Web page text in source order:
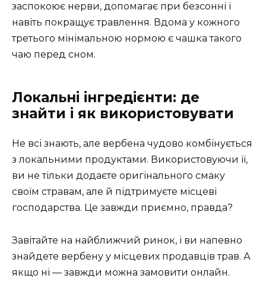
заспокоює нерви, допомагає при безсонні і
навіть покращує травлення. Вдома у кожного
третього мінімальною нормою є чашка такого
чаю перед сном.
Локальні інгредієнти: де
знайти і як використовувати
Не всі знають, але вербена чудово комбінується
з локальними продуктами. Використовуючи її,
ви не тільки додаєте оригінального смаку
своїм стравам, але й підтримуєте місцеві
господарства. Це завжди приємно, правда?
Завітайте на найближчий ринок, і ви напевно
знайдете вербену у місцевих продавців трав. А
якщо ні — завжди можна замовити онлайн.